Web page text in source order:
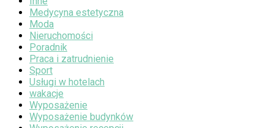
Medycyna estetyczna
Moda
Nieruchomości
Poradnik
Praca i zatrudnienie
Sport
Usługi w hotelach
wakacje
Wyposażenie
Wyposażenie budynków